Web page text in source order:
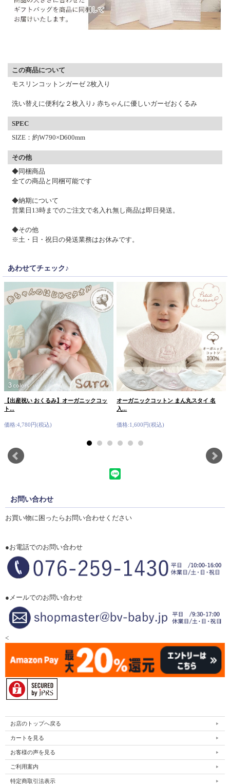
この商品について
モスリンコットンガーゼ 2枚入り
洗い替えに便利な２枚入り♪ 赤ちゃんに優しいガーゼおくるみ
SPEC
SIZE：約W790×D600mm
その他
◆同梱商品
全ての商品と同梱可能です
◆納期について
営業日13時までのご注文で名入れ無し商品は即日発送。
◆その他
※土・日・祝日の発送業務はお休みです。
あわせてチェック♪
【出産祝い おくるみ】オーガニックコッ
ト...
価格:4,780円(税込)
オーガニックコットン まん丸スタイ 名
入...
価格:1,600円(税込)
お問い合わせ
お買い物に困ったらお問い合わせください
●お電話でのお問い合わせ
●メールでのお問い合わせ
<
お店のトップへ戻る
カートを見る
お客様の声を見る
ご利用案内
特定商取引法表示